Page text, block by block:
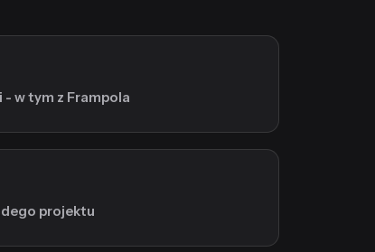
- w tym z Frampola
projektu